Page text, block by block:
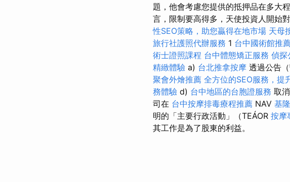
題，他會考慮您提供的抵押品在多大
言，限制要高得多，天使投資人開始
性SEO策略，助您贏得在地市場 天母
旅行社護照代辦服務 1 台中國術館推
術士證照課程 台中體態矯正服務 偵探
精緻體驗 a) 台北推拿按摩 透過公告
聚會外燴推薦 全方位的SEO服務，提
務體驗 d) 台中地區的台胞證服務 取
司在 台中按摩排毒療程推薦 NAV 基
明的「主要行政活動」（TEÁOR 按摩
其工作是為了股東的利益。